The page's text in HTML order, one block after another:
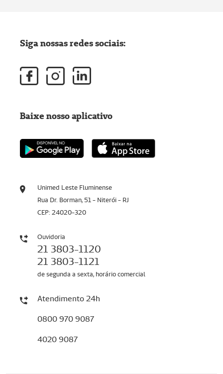
Unimed Leste Fluminense
Rua Dr. Borman, 51 - Niterói - RJ
CEP: 24020-320
Ouvidoria
21 3803-1120
21 3803-1121
de segunda a sexta, horário comercial
Atendimento 24h
0800 970 9087
4020 9087
Siga nossas redes sociais:
Baixe nosso aplicativo